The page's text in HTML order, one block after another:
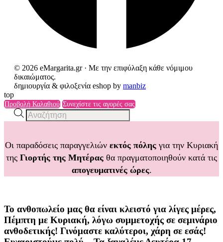
© 2026 eMargarita.gr · Με την επιφύλαξη κάθε νόμιμου
δικαιώματος.
δημιουργία & φιλοξενία eshop by manbiz
top
Προβολή Καλαθιού Συνεχίστε τις αγορές σας
Products
search
Οι παραδόσεις παραγγελιών εκτός πόλης για την Κυριακή
της Γιορτής της Μητέρας θα πραγματοποιηθούν κατά τις
απογευματινές ώρες.
Το ανθοπωλείο μας θα είναι κλειστό για λίγες μέρες,
Πέμπτη με Κυριακή, λόγω συμμετοχής σε σεμινάριο
ανθοδετικής! Γινόμαστε καλύτεροι, χάρη σε εσάς!